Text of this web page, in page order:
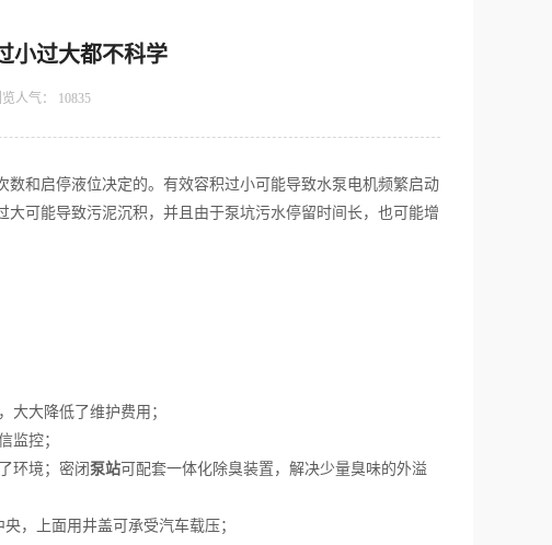
小过大都不科学
人气： 10835
和启停液位决定的。有效容积过小可能导致水泵电机频繁启动
可能导致污泥沉积，并且由于泵坑污水停留时间长，也可能增
大降低了维护费用；
监控；
环境；密闭 泵站可配套一体化除臭装置，解决少量臭味的外溢
，上面用井盖可承受汽车载压；